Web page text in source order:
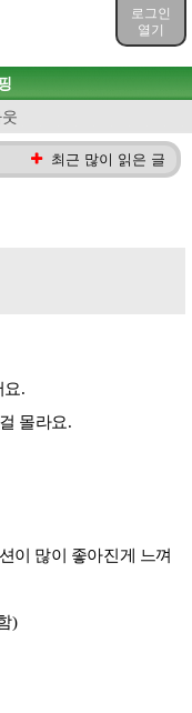
로그인
열기
최근 많이 읽은 글
요.
몰라요.
이 많이 좋아진게 느껴
)